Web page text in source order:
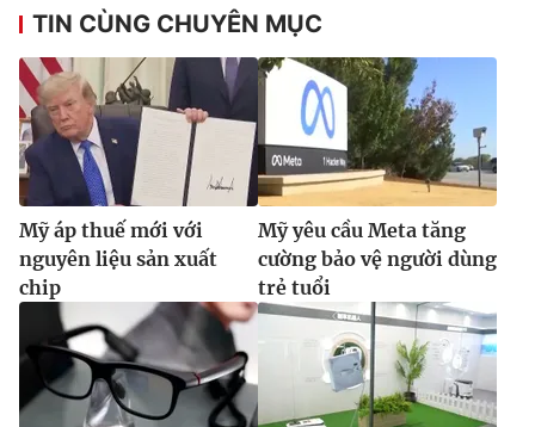
TIN CÙNG CHUYÊN MỤC
Mỹ áp thuế mới với
nguyên liệu sản xuất
chip
Mỹ yêu cầu Meta tăng
cường bảo vệ người dùng
trẻ tuổi